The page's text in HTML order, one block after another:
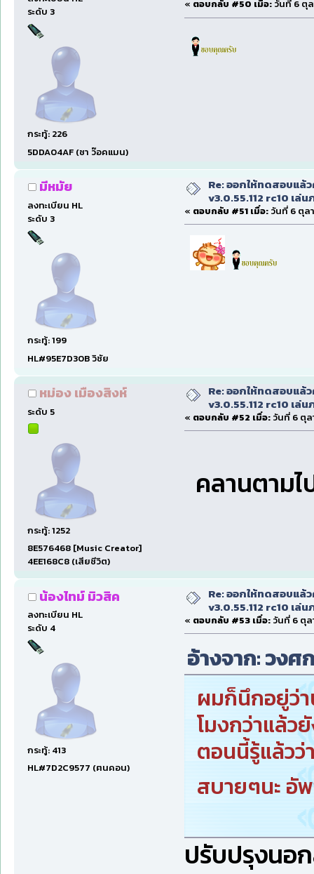
ระดับ 3
กระทู้: 226
5DDA04AF (ชา ว๊อคแมน)
« ตอบกลับ #50 เมื่อ: วันที่ 6 ตุล
มีหมัย
ลงทะเบียน HL
ระดับ 3
กระทู้: 199
HL#95E7D30B วิชัย
Re: ออกให้ทดสอบแล้
v3.0.55.112 rc10 เล่
« ตอบกลับ #51 เมื่อ: วันที่ 6 ตุล
หม่อง เมืองสิงห์
ระดับ 5
กระทู้: 1252
8E576468 [Music Creator]
4EE168C8 (เสียชีวิต)
Re: ออกให้ทดสอบแล้
v3.0.55.112 rc10 เล่
« ตอบกลับ #52 เมื่อ: วันที่ 6 ตุล
คลานตาม
น้องไทม์ มิวสิค
ลงทะเบียน HL
ระดับ 4
กระทู้: 413
HL#7D2C9577 (ฅนคอน)
Re: ออกให้ทดสอบแล้
v3.0.55.112 rc10 เล่
« ตอบกลับ #53 เมื่อ: วันที่ 6 ตุล
อ้างจาก: วงศ
ผมก็นึกอยู่ว่า
โมงกว่าแล้ว
ตอนนี้รู้แล้วว่
สบายๆนะ อั
ปรับปรุงน